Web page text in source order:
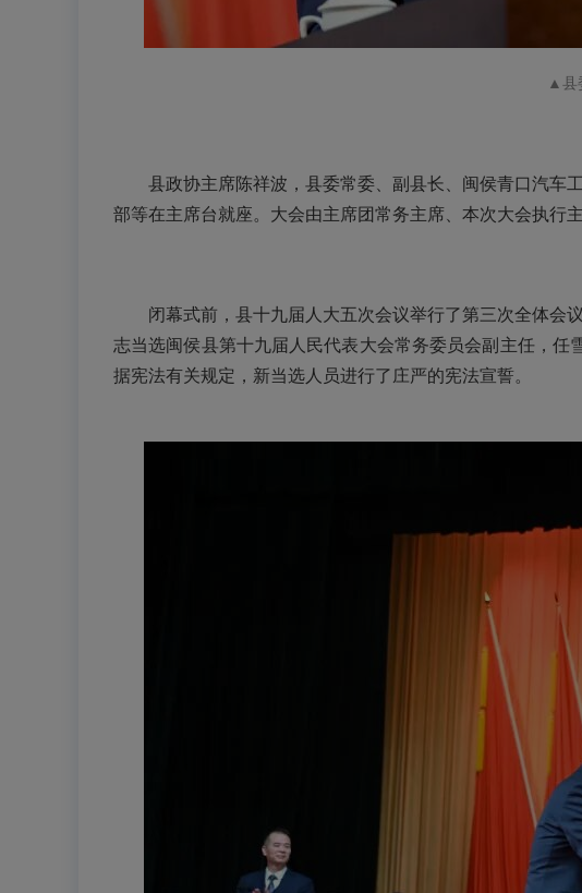
▲ 县
县政协主席陈祥波，县委常委、副县长、闽侯青口汽车工
部等在主席台就座。大会由主席团常务主席、本次大会执行
闭幕式前，县十九届人大五次会议举行了第三次全体会议
志当选闽侯县第十九届人民代表大会常务委员会副主任，任
据宪法有关规定，新当选人员进行了庄严的宪法宣誓。